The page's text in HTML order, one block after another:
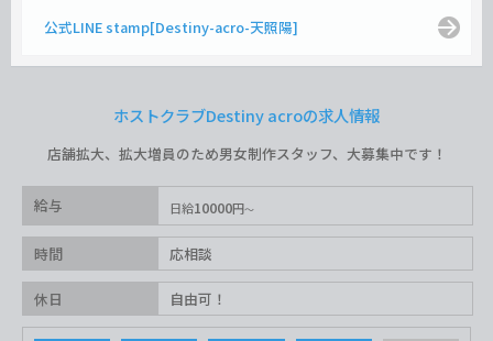
公式LINE stamp[Destiny-acro-天照陽]
ホストクラブDestiny acroの求人情報
店舗拡大、拡大増員のため男女制作スタッフ、大募集中です！
給与 日給10000円
時間 応相談
休日 自由可！